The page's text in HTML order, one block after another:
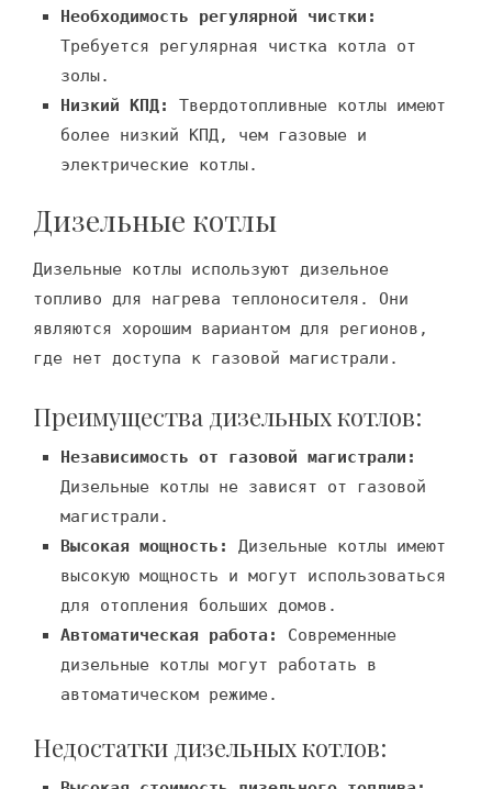
Необходимость регулярной чистки:
Требуется регулярная чистка котла от
золы.
Низкий КПД:
Твердотопливные котлы имеют
более низкий КПД, чем газовые и
электрические котлы.
Дизельные котлы
Дизельные котлы используют дизельное
топливо для нагрева теплоносителя. Они
являются хорошим вариантом для регионов,
где нет доступа к газовой магистрали.
Преимущества дизельных котлов:
Независимость от газовой магистрали:
Дизельные котлы не зависят от газовой
магистрали.
Высокая мощность:
Дизельные котлы имеют
высокую мощность и могут использоваться
для отопления больших домов.
Автоматическая работа:
Современные
дизельные котлы могут работать в
автоматическом режиме.
Недостатки дизельных котлов: